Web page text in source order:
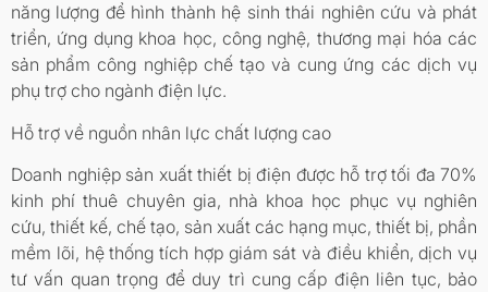
năng lượng để hình thành hệ sinh thái nghiên cứu và phát
triển, ứng dụng khoa học, công nghệ, thương mại hóa các
sản phẩm công nghiệp chế tạo và cung ứng các dịch vụ
phụ trợ cho ngành điện lực.
Hỗ trợ về nguồn nhân lực chất lượng cao
Doanh nghiệp sản xuất thiết bị điện được hỗ trợ tối đa 70%
kinh phí thuê chuyên gia, nhà khoa học phục vụ nghiên
cứu, thiết kế, chế tạo, sản xuất các hạng mục, thiết bị, phần
mềm lõi, hệ thống tích hợp giám sát và điều khiển, dịch vụ
tư vấn quan trọng để duy trì cung cấp điện liên tục, bảo